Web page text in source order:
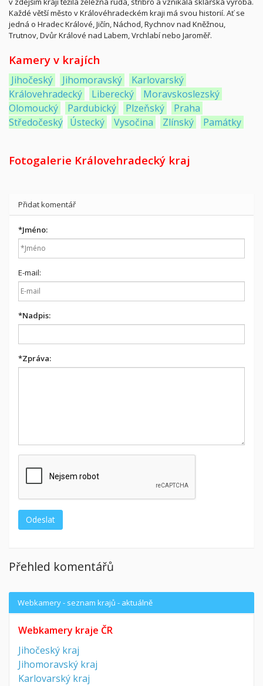
Každé větší město v Královéhradeckém kraji má svou historií. Ať se
jedná o Hradec Králové, Jičín, Náchod, Rychnov nad Kněžnou,
Trutnov, Dvůr Králové nad Labem, Vrchlabí nebo Jaroměř.
Kamery v krajích
Jihočeský Jihomoravský
Karlovarský
Královehradecký
Liberecký
Moravskoslezský
Olomoucký
Pardubický Plzeňský
Praha
Středočeský Ústecký Vysočina Zlínský Památky
Fotogalerie Královehradecký kraj
Přidat komentář
*Jméno:
E-mail:
*Nadpis:
*Zpráva:
Přehled komentářů
Webkamery - seznam krajů - aktuálně
Webkamery kraje ČR
Jihočeský kraj
Jihomoravský kraj
Karlovarský kraj